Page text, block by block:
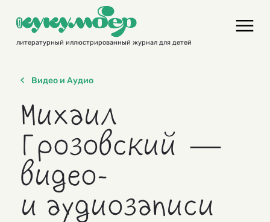
contentлитературный иллюстрированный журнал для детей
Видео и Аудио
Михаил
Грозовский —
видео-
и аудиозаписи